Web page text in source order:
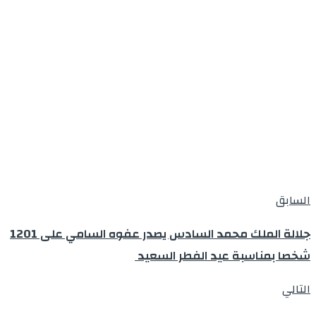
السابق
جلالة الملك محمد السادس يصدر عفوه السامي على 1201
شخصا بمناسبة عيد الفطر السعيد
التالي